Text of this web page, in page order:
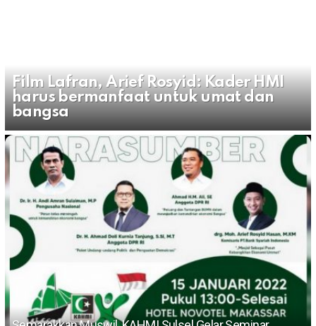
Film Lafran, Arief Rosyid: Kader HMI
harus bermanfaat untuk umat dan
bangsa